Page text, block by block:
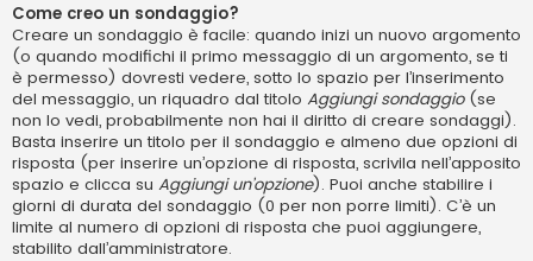
Come creo un sondaggio?
Creare un sondaggio è facile: quando inizi un nuovo argomento
(o quando modifichi il primo messaggio di un argomento, se ti
è permesso) dovresti vedere, sotto lo spazio per l’inserimento
del messaggio, un riquadro dal titolo Aggiungi sondaggio(se
non lo vedi, probabilmente non hai il diritto di creare sondaggi).
Basta inserire un titolo per il sondaggio e almeno due opzioni di
risposta (per inserire un’opzione di risposta, scrivila nell’apposito
spazio e clicca su Aggiungi un’opzione). Puoi anche stabilire i
giorni di durata del sondaggio (0 per non porre limiti). C’è un
limite al numero di opzioni di risposta che puoi aggiungere,
stabilito dall’amministratore.